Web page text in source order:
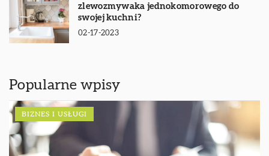
zlewozmywaka jednokomorowego do
swojej kuchni?
02-17-2023
Popularne wpisy
BIZNES I USŁUGI